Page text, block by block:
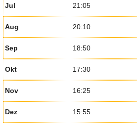
Jul 21:05
Aug 20:10
Sep 18:50
Okt 17:30
Nov 16:25
Dez 15:55